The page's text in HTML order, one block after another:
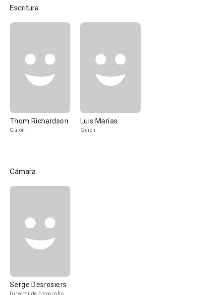
Escritura
Thom Richardson
Guión
Luis Marías
Guión
Cámara
Serge Desrosiers
Director de Fotografía